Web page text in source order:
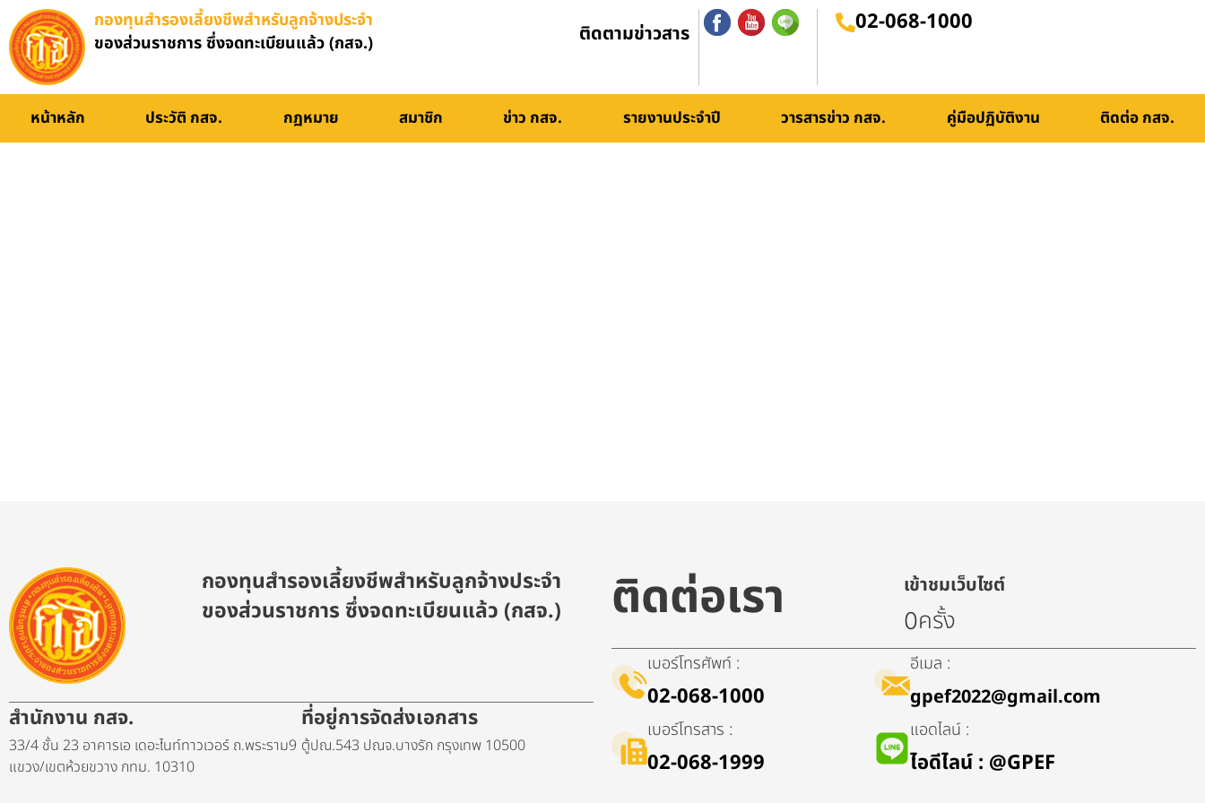
กองทุนสำรองเลี้ยงชีพสำหรับลูกจ้างประจำ
ของส่วนราชการ ซึ่งจดทะเบียนแล้ว (กสจ.)
ติดตามข่าวสาร 02-068-1000
หน้าหลัก ประวัติ กสจ. กฏหมาย สมาชิก ข่าว กสจ. รายงานประจำปี วารสารข่าว กสจ. คู่มือปฏิบัติงาน ติดต่อ กสจ.
กองทุนสำรองเลี้ยงชีพสำหรับลูกจ้างประจำ
ของส่วนราชการ ซึ่งจดทะเบียนแล้ว (กสจ.)
สำนักงาน กสจ.
33/4 ชั้น 23 อาคารเอ เดอะไนท์ทาวเวอร์ ถ.พระราม9
แขวง/เขตห้วยขวาง กทม. 10310
ที่อยู่การจัดส่งเอกสาร
ตู้ปณ.543 ปณจ.บางรัก กรุงเทพ 10500
ติดต่อเรา เข้าชมเว็บไซต์
0ครั้ง
เบอร์โทรศัพท์ :
02-068-1000
เบอร์โทรสาร :
02-068-1999
อีเมล :
gpef2022@gmail.com
แอดไลน์ :
ไอดีไลน์​ : @GPEF